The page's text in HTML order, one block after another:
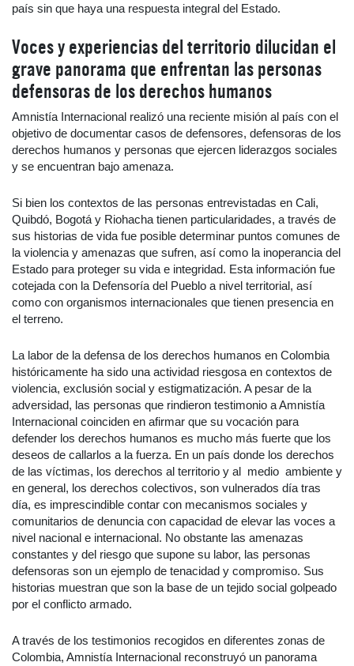
país sin que haya una respuesta integral del Estado.
Voces y experiencias del territorio dilucidan el
grave panorama que enfrentan las personas
defensoras de los derechos humanos
Amnistía Internacional realizó una reciente misión al país con el
objetivo de documentar casos de defensores, defensoras de los
derechos humanos y personas que ejercen liderazgos sociales
y se encuentran bajo amenaza.
Si bien los contextos de las personas entrevistadas en Cali,
Quibdó, Bogotá y Riohacha tienen particularidades, a través de
sus historias de vida fue posible determinar puntos comunes de
la violencia y amenazas que sufren, así como la inoperancia del
Estado para proteger su vida e integridad. Esta información fue
cotejada con la Defensoría del Pueblo a nivel territorial, así
como con organismos internacionales que tienen presencia en
el terreno.
La labor de la defensa de los derechos humanos en Colombia
históricamente ha sido una actividad riesgosa en contextos de
violencia, exclusión social y estigmatización. A pesar de la
adversidad, las personas que rindieron testimonio a Amnistía
Internacional coinciden en afirmar que su vocación para
defender los derechos humanos es mucho más fuerte que los
deseos de callarlos a la fuerza. En un país donde los derechos
de las víctimas, los derechos al territorio y al medio ambiente y
en general, los derechos colectivos, son vulnerados día tras
día, es imprescindible contar con mecanismos sociales y
comunitarios de denuncia con capacidad de elevar las voces a
nivel nacional e internacional. No obstante las amenazas
constantes y del riesgo que supone su labor, las personas
defensoras son un ejemplo de tenacidad y compromiso. Sus
historias muestran que son la base de un tejido social golpeado
por el conflicto armado.
A través de los testimonios recogidos en diferentes zonas de
Colombia, Amnistía Internacional reconstruyó un panorama